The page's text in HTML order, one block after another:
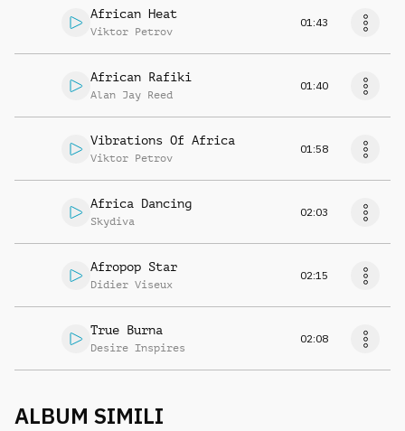
African Heat
Viktor Petrov
01:43
African Rafiki
Alan Jay Reed
01:40
Vibrations Of Africa
Viktor Petrov
01:58
Africa Dancing
Skydiva
02:03
Afropop Star
Didier Viseux
02:15
True Burna
Desire Inspires
02:08
ALBUM SIMILI